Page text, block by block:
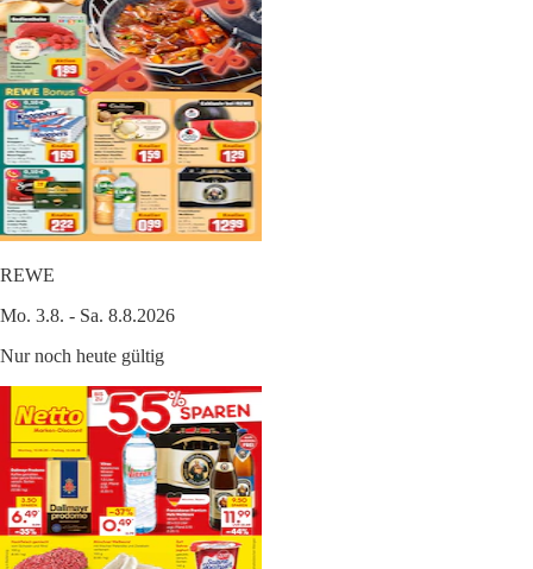
REWE
Mo. 3.8. - Sa. 8.8.2026
Nur noch heute gültig